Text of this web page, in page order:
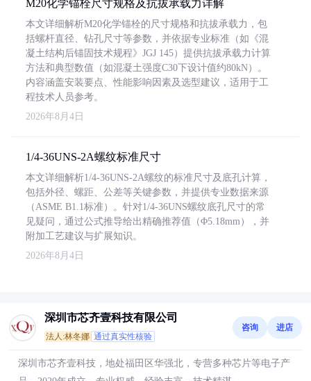
M20化学锚栓尺寸规格及抗拔承载力详解
本文详细解析M20化学锚栓的尺寸规格和抗拔承载力，包
括螺杆直径、钻孔尺寸等参数，并依据专业标准（如《混
凝土结构后锚固技术规程》JGJ 145）提供抗拔承载力计算
方法和典型数值（如混凝土强度C30下设计值约80kN）。
内容涵盖安装要点、性能影响因素及选型建议，适用于工
程技术人员参考。
2026年8月4日
1/4-36UNS-2A螺纹标准尺寸
本文详细解析1/4-36UNS-2A螺纹的标准尺寸及底孔计算，
包括外径、螺距、公差等关键参数，并提供专业数据来源
（ASME B1.1标准）。针对1/4-36UNS螺纹底孔尺寸的常
见疑问，通过公式推导给出精确推荐值（Φ5.18mm），并
附加工艺建议与扩展知识。
2026年8月4日
深圳市芯齐壹科技有限公司
法人:林冬娜 通过真实性核验
咨询 进店
深圳市芯齐壹科技，地处福田区华强北，专营多种芯片等电子产